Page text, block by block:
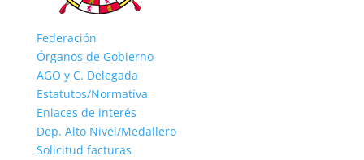
Federación
Órganos de Gobierno
AGO y C. Delegada
Estatutos/Normativa
Enlaces de interés
Dep. Alto Nivel/Medallero
Solicitud facturas